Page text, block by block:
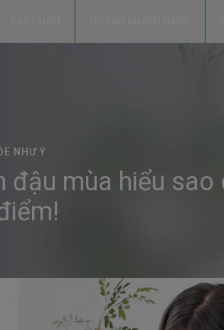
NHƯ Ý
đậu mùa hiểu